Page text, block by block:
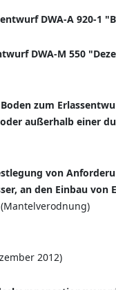
DWA-A 920-1
DWA-M 550
zum
außerhalb einer
von
an den Einbau
(Mantelverodnung)
2012)